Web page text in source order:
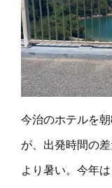
今治のホテルを
が、出発時間の
より暑い。今年